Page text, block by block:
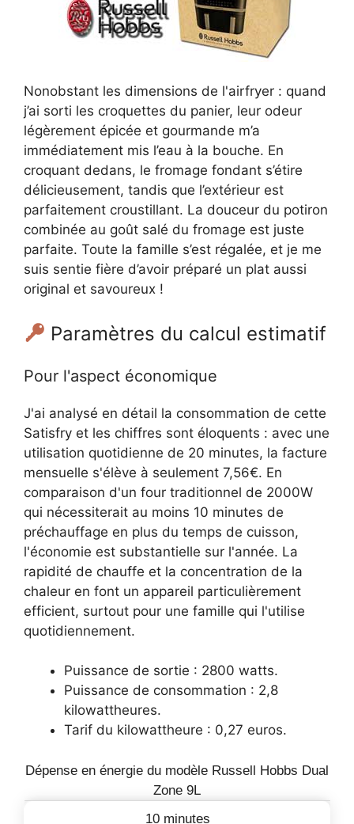
Nonobstant les dimensions de l'airfryer : quand
j’ai sorti les croquettes du panier, leur odeur
légèrement épicée et gourmande m’a
immédiatement mis l’eau à la bouche. En
croquant dedans, le fromage fondant s’étire
délicieusement, tandis que l’extérieur est
parfaitement croustillant. La douceur du potiron
combinée au goût salé du fromage est juste
parfaite. Toute la famille s’est régalée, et je me
suis sentie fière d’avoir préparé un plat aussi
original et savoureux !
Paramètres du calcul estimatif
Pour l'aspect économique
J'ai analysé en détail la consommation de cette
Satisfry et les chiffres sont éloquents : avec une
utilisation quotidienne de 20 minutes, la facture
mensuelle s'élève à seulement 7,56€. En
comparaison d'un four traditionnel de 2000W
qui nécessiterait au moins 10 minutes de
préchauffage en plus du temps de cuisson,
l'économie est substantielle sur l'année. La
rapidité de chauffe et la concentration de la
chaleur en font un appareil particulièrement
efficient, surtout pour une famille qui l'utilise
quotidiennement.
Puissance de sortie : 2800 watts.
Puissance de consommation : 2,8
kilowattheures.
Tarif du kilowattheure : 0,27 euros.
Dépense en énergie du modèle Russell Hobbs Dual
Zone 9L
10 minutes